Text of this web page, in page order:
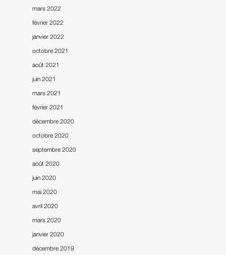
mars 2022
février 2022
janvier 2022
octobre 2021
août 2021
juin 2021
mars 2021
février 2021
décembre 2020
octobre 2020
septembre 2020
août 2020
juin 2020
mai 2020
avril 2020
mars 2020
janvier 2020
décembre 2019